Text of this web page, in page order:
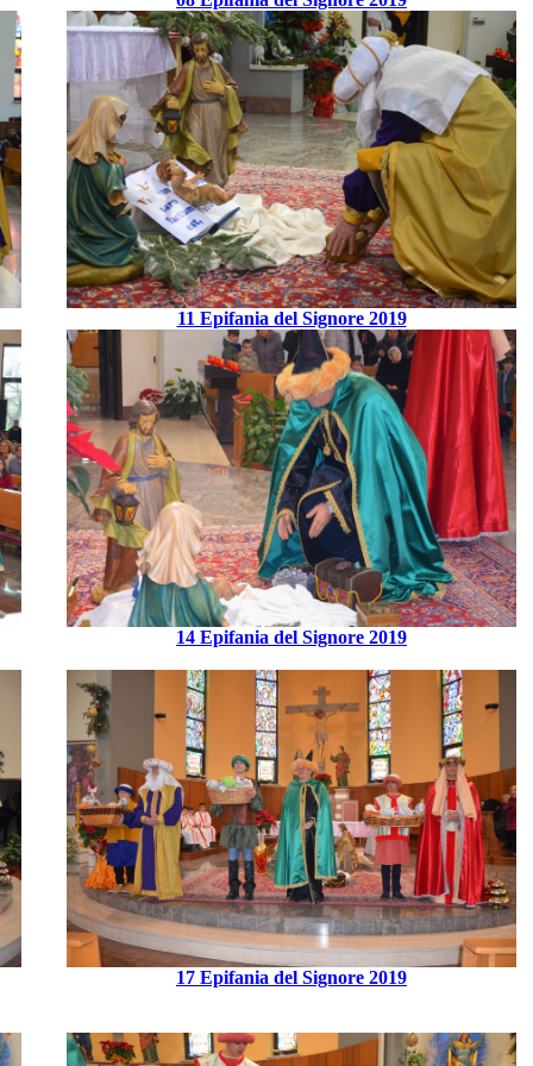
11 Epifania del Signore 2019
14 Epifania del Signore 2019
17 Epifania del Signore 2019